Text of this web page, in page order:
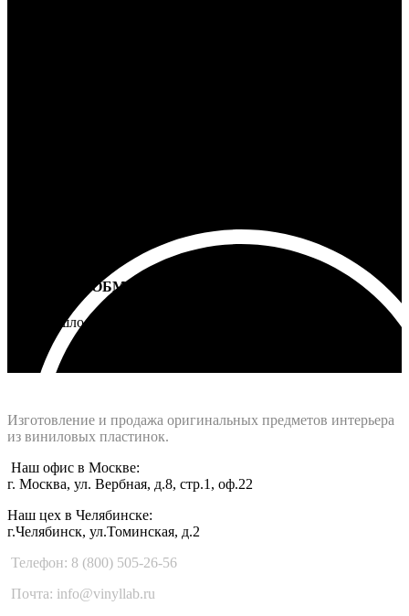
ВОЗВРАТ И ОБМЕН
Не подошло - вернем деньги
Изготовление и продажа оригинальных предметов интерьера
из виниловых пластинок.
Наш офис в Москве:
г. Москва, ул. Вербная, д.8, стр.1, оф.22
Наш цех в Челябинске:
г.Челябинск, ул.Томинская, д.2
Телефон: 8 (800) 505-26-56
Почта: info@vinyllab.ru